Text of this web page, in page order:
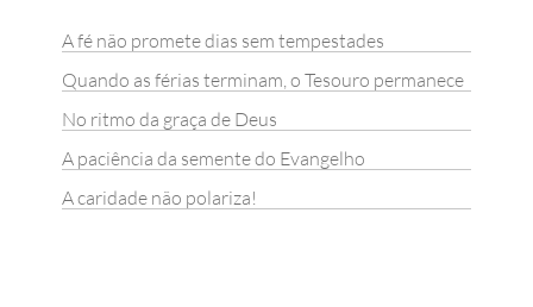
A fé não promete dias sem tempestades
Quando as férias terminam, o Tesouro permanece
No ritmo da graça de Deus
A paciência da semente do Evangelho
A caridade não polariza!